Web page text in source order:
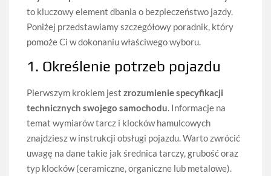
to kluczowy element dbania o bezpieczeństwo jazdy.
Poniżej przedstawiamy szczegółowy poradnik, który
pomoże Ci w dokonaniu właściwego wyboru.
1. Określenie potrzeb pojazdu
Pierwszym krokiem jestzrozumienie specyfikacji
technicznych swojego samochodu. Informacje na
temat wymiarów tarcz i klocków hamulcowych
znajdziesz w instrukcji obsługi pojazdu. Warto zwrócić
uwagę na dane takie jak średnica tarczy, grubość oraz
typ klocków (ceramiczne, organiczne lub metalowe).